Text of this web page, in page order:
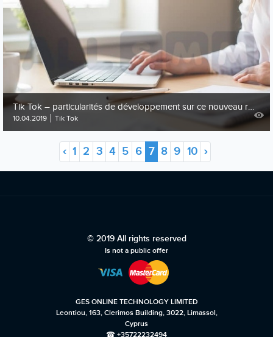
Tik Tok – particularités de développement sur ce nouveau réseau social
10.04.2019 Tik Tok
‹ 1 2 3 4 5 6 7 8 9 10 ›
© 2019 All rights reserved
Is not a public offer
GES ONLINE TECHNOLOGY LIMITED
Leontiou, 163, Clerimos Building, 3022, Limassol,
Cyprus
☎ +35722232494